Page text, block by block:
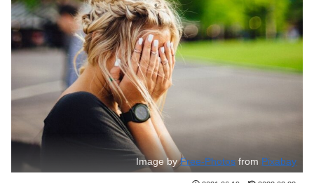
Image byFree-Photos from Pixabay